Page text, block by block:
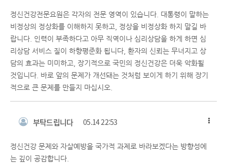
정신건강전문요원은 각자의 전문 영역이 있습니다. 대통령이 말하는
비정상의 정상화를 이해하지 못하고, 정상을 비정상화 하지 말길 바
랍니다. 인력이 부족하다고 아무 직역이나 심리상담을 하게 하면 심
리상담 서비스 질이 하향평준화 됩니다, 환자의 신뢰는 무너지고 상
담의 효과는 미미하고, 장기적으로 국민의 정신건강은 더욱 악화될
것입니다. 바로 앞의 문제가 개선돼는 것처럼 보이게 하기 위해 장기
적으로 큰 문제를 만들지 마십시오.
부탁드립니다 05.14 22:53
정신건강 문제와 자살예방을 국가적 과제로 바라보겠다는 방향성에
는 깊이 공감합니다.